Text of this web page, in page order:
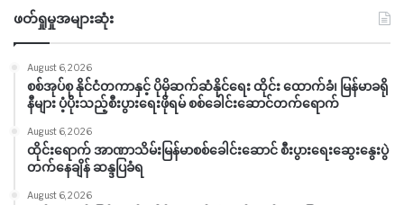
ဖတ်ရှုမှုအများဆုံး
August 6, 2026
စစ်အုပ်စု နိုင်ငံတကာနှင့် ပိုမိုဆက်ဆံနိုင်ရေး ထိုင်း ထောက်ခံ၊ မြန်မာခရို
နီများ ပံ့ပိုးသည့်စီးပွားရေးဖိုရမ် စစ်ခေါင်းဆောင်တက်ရောက်
August 6, 2026
ထိုင်းရောက် အာဏာသိမ်းမြန်မာစစ်ခေါင်းဆောင် စီးပွားရေးဆွေးနွေးပွဲ
တက်နေချိန် ဆန္ဒပြခံရ
August 6, 2026